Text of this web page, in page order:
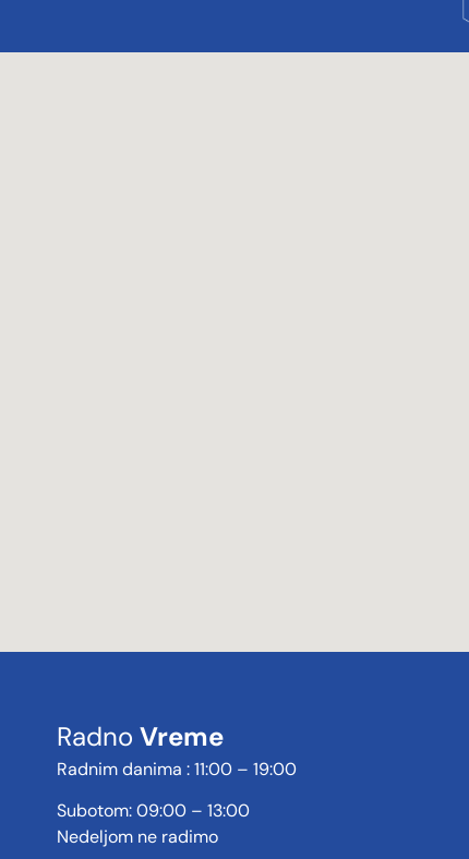
RadnoVreme
Radnim danima : 11:00 – 19:00
Subotom: 09:00 – 13:00
Nedeljom ne radimo